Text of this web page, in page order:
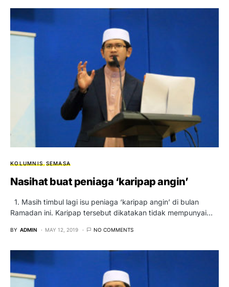
KOLUMNIS SEMASA
Nasihat buat peniaga ‘karipap angin’
1. Masih timbul lagi isu peniaga ‘karipap angin’ di bulan
Ramadan ini. Karipap tersebut dikatakan tidak mempunyai…
BY ADMIN MAY 12, 2019 NO COMMENTS